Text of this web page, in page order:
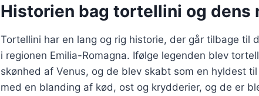
Historien bag tortellini og dens
Tortellini har en lang og rig historie, der går tilbage til
i regionen Emilia-Romagna. Ifølge legenden blev
skønhed af Venus, og de blev skabt som en hyldest
med en blanding af kød, ost og krydderier, og de er